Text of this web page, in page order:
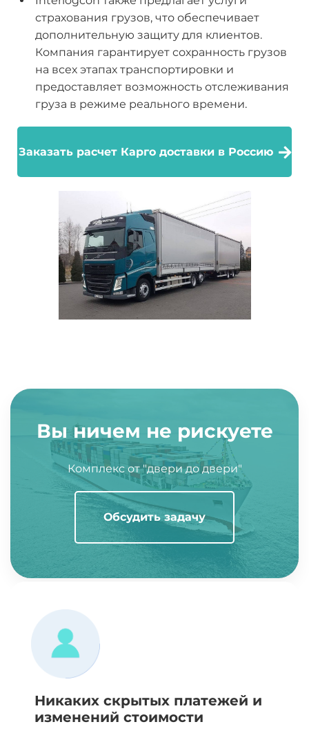
страхования грузов, что обеспечивает
дополнительную защиту для клиентов.
Компания гарантирует сохранность грузов
на всех этапах транспортировки и
предоставляет возможность отслеживания
груза в режиме реального времени.
Заказать расчет Карго доставки в Россию
Вы ничем не рискуете
Комплекс от "двери до двери"
Обсудить задачу
Никаких скрытых платежей и
изменений стоимости